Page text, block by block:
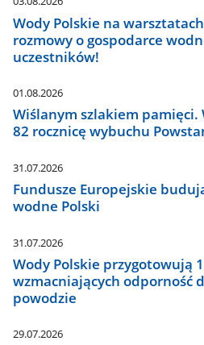
Wody Polskie na
rozmowy o gospodarce
uczestników!
01.08.2026
Wiślanym szlakiem pamięci.
82 rocznicę wybuchu
31.07.2026
Fundusze Europejskie
wodne Polski
31.07.2026
Wody Polskie przygotowują
wzmacniających odporność
powodzie
29.07.2026